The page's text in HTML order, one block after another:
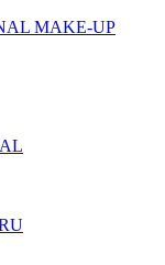
MAKE-UP